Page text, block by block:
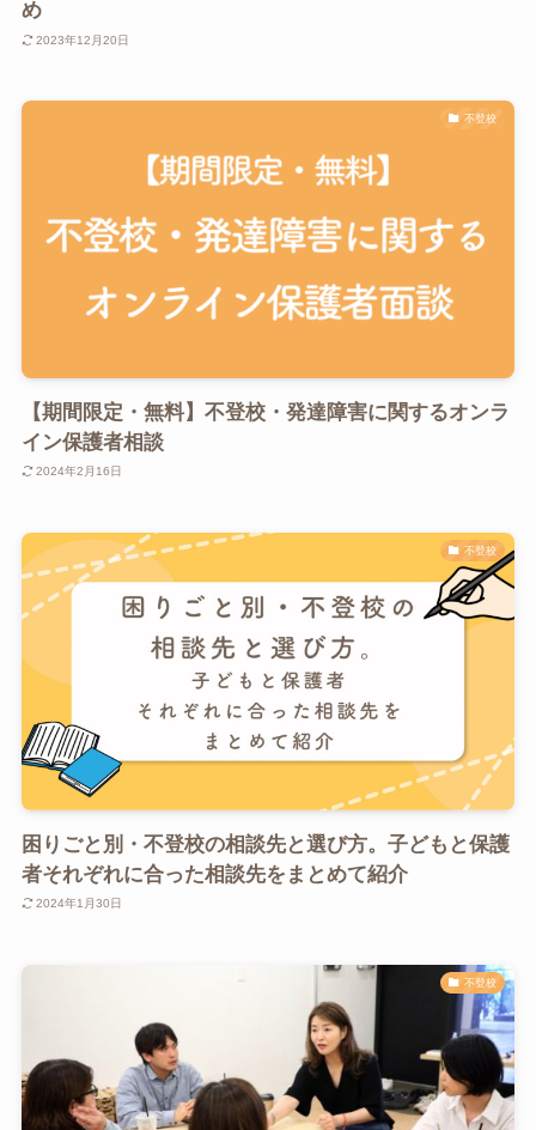
め
2023年12月20日
不登校
【期間限定・無料】不登校・発達障害に関するオンラ
イン保護者相談
2024年2月16日
不登校
困りごと別・不登校の相談先と選び方。子どもと保護
者それぞれに合った相談先をまとめて紹介
2024年1月30日
不登校